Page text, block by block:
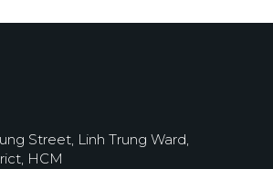
Street, Linh Trung Ward,
HCM